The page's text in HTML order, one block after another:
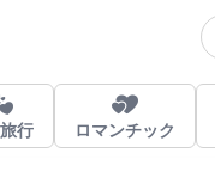
行 ロマンチック